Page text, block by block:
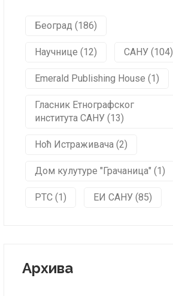
Београд (186)
Научнице (12) САНУ (104)
Emerald Publishing House (1)
Гласник Етнографског
института САНУ (13)
Ноћ Истраживача (2)
Дом кулутуре "Грачаница" (1)
РТС (1) ЕИ САНУ (85)
Архива